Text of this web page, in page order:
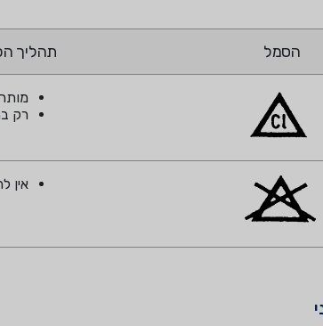
הסמל תהליך
רק
אין